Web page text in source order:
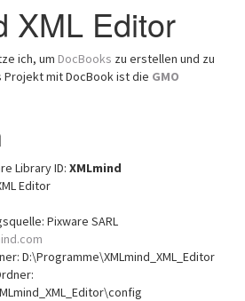
XML Editor
ich, um DocBooks zu erstellen und zu
mit DocBook ist die GMO
Library ID: XMLmind
Editor
Pixware SARL
D:\Programme\XMLmind_XML_Editor